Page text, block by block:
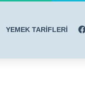
YEMEK TARİFLERİ